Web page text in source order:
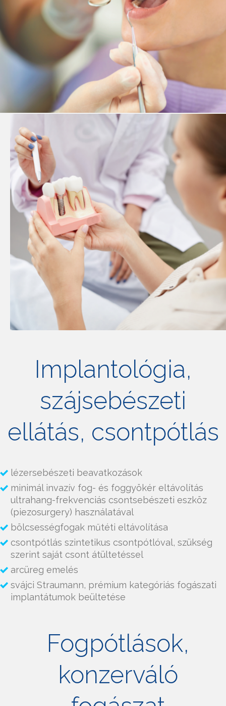
Implantológia,
szájsebészeti
ellátás, csontpótlás
lézersebészeti beavatkozások
minimál invazív fog- és foggyökér eltávolítás
ultrahang-frekvenciás csontsebészeti eszköz
(piezosurgery) használatával
bölcsességfogak műtéti eltávolítása
csontpótlás szintetikus csontpótlóval, szükség
szerint saját csont átültetéssel
arcüreg emelés
svájci Straumann, prémium kategóriás fogászati
implantátumok beültetése
Fogpótlások,
konzerváló